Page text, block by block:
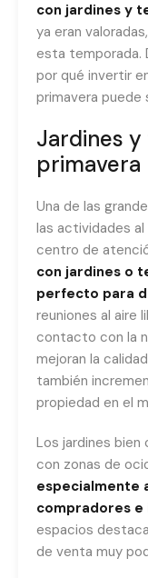
con jardines y
ya eran
esta temporada.
por qué invertir
primavera puede
Jardines y
primavera
Una de las
las actividades al
centro de
con jardines o
perfecto para
reuniones al aire
contacto con la
mejoran la
también
propiedad en el
Los jardines bien
con zonas de
especialmente
compradores e
espacios
de venta muy